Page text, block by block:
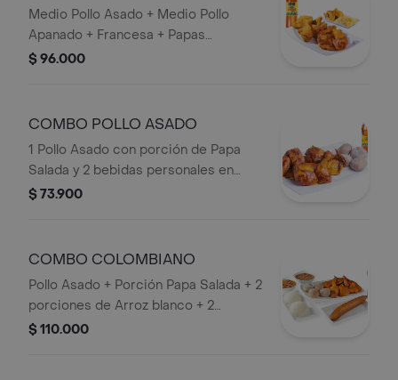
Medio Pollo Asado + Medio Pollo
Apanado + Francesa + Papas
Artesanales + Bebida 1,5 lts.
$ 96.000
COMBO POLLO ASADO
1 Pollo Asado con porción de Papa
Salada y 2 bebidas personales en
Botella.
$ 73.900
COMBO COLOMBIANO
Pollo Asado + Porción Papa Salada + 2
porciones de Arroz blanco + 2
porciones de frijol + plátano Maduro +
$ 110.000